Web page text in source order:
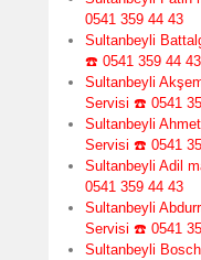
0541 359 44 43
Sultanbeyli
☎️ 0541 359 44 43
Sultanbeyli
Servisi ☎️ 0541
Sultanbeyli
Servisi ☎️ 0541
Sultanbeyli Adil
0541 359 44 43
Sultanbeyli
Servisi ☎️ 0541
Sultanbeyli